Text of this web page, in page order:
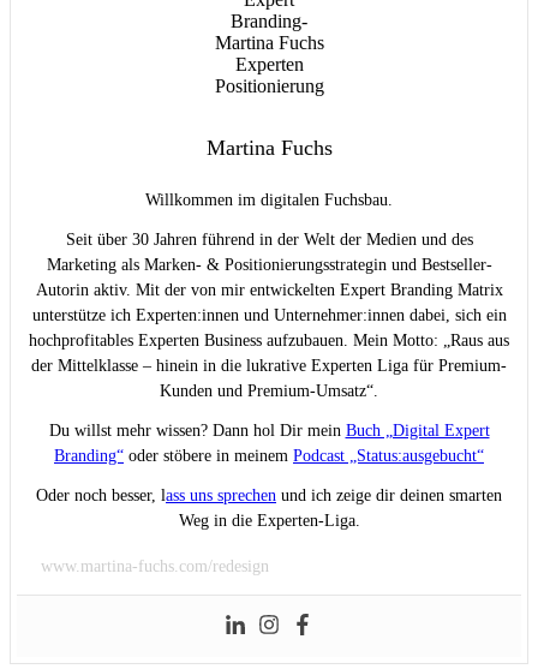
Martina Fuchs
Willkommen im digitalen Fuchsbau.
Seit über 30 Jahren führend in der Welt der Medien und des
Marketing als Marken- & Positionierungsstrategin und Bestseller-
Autorin aktiv. Mit der von mir entwickelten Expert Branding Matrix
unterstütze ich Experten:innen und Unternehmer:innen dabei, sich ein
hochprofitables Experten Business aufzubauen. Mein Motto: „Raus aus
der Mittelklasse – hinein in die lukrative Experten Liga für Premium-
Kunden und Premium-Umsatz“.
Du willst mehr wissen? Dann hol Dir mein Buch „Digital Expert
Branding“ oder stöbere in meinem Podcast „Status:ausgebucht“
Oder noch besser, lass uns sprechen und ich zeige dir deinen smarten
Weg in die Experten-Liga.
www.martina-fuchs.com/redesign